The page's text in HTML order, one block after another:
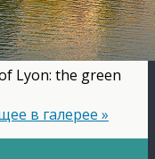
Lyon: the green
в галерее »